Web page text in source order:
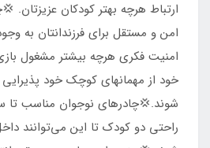
دارد
بست چنگالی درب و پنحره
ارتباط هرچه بهتر کودکان عزیزتان.
امن و مستقل برای فرزندانتان به
امنیت فکری هرچه بیشتر مشغول
خود از مهمانهای کوچک خود
راحتی دو کودک تا این می‌توانند